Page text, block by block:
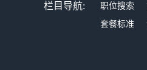
栏目导航: 职位搜索
套餐标准